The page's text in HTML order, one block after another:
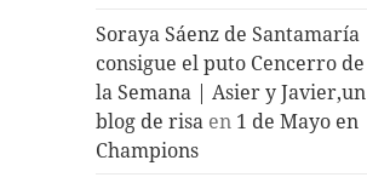
Soraya Sáenz de Santamaría
consigue el puto Cencerro de
la Semana | Asier y Javier,un
blog de risa en 1 de Mayo en
Champions